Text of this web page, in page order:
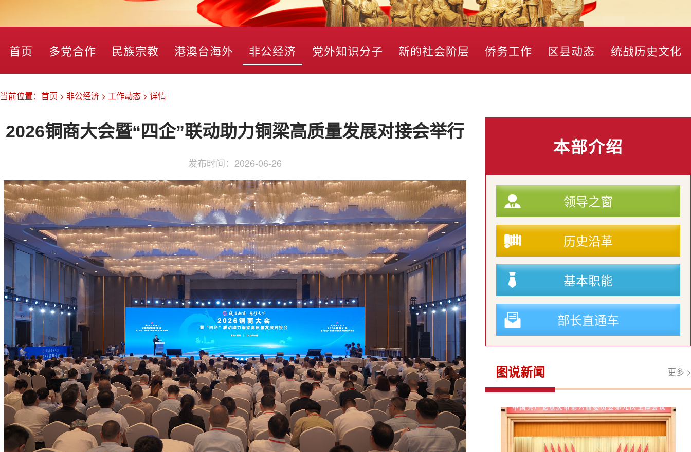
首页 多党合作 民族宗教 港澳台海外 非公经济 党外知识分子 新的社会阶层 侨务工作 区县动态 统战历史文化
当前位置： 首页 > 非公经济 > 工作动态 > 详情
2026铜商大会暨“四企”联动助力铜梁高质量发展对接会举行
发布时间： 2026-06-26
本部介绍
领导之窗
历史沿革
基本职能
部长直通车
图说新闻 更多 >